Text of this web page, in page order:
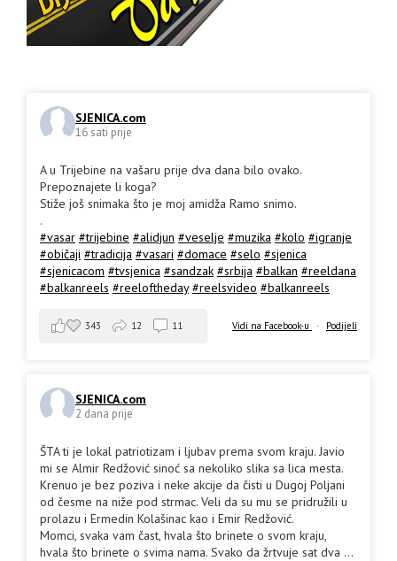
SJENICA.com
16 sati prije
A u Trijebine na vašaru prije dva dana bilo ovako.
Prepoznajete li koga?
Stiže još snimaka što je moj amidža Ramo snimo.
.
#vasar #trijebine #alidjun #veselje #muzika #kolo #igranje
#običaji #tradicija #vasari #domace #selo #sjenica
#sjenicacom #tvsjenica #sandzak #srbija #balkan #reeldana
#balkanreels #reeloftheday #reelsvideo #balkanreels
Vidi na Facebook-u · Podijeli
343 12 11
SJENICA.com
2 dana prije
ŠTA ti je lokal patriotizam i ljubav prema svom kraju. Javio
mi se Almir Redžović sinoć sa nekoliko slika sa lica mesta.
Krenuo je bez poziva i neke akcije da čisti u Dugoj Poljani
od česme na niže pod strmac. Veli da su mu se pridružili u
prolazu i Ermedin Kolašinac kao i Emir Redžović.
Momci, svaka vam čast, hvala što brinete o svom kraju,
hvala što brinete o svima nama. Svako da žrtvuje sat dva ...